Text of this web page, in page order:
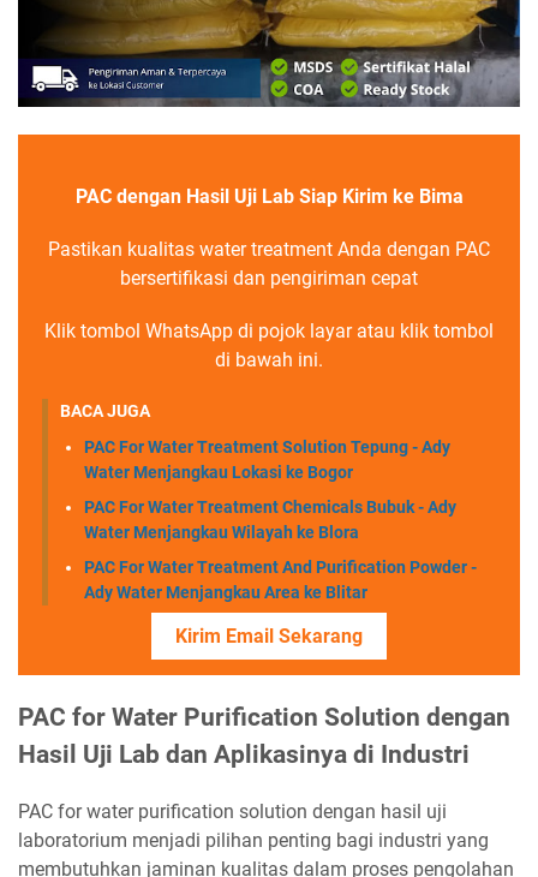
PAC dengan Hasil Uji Lab Siap Kirim ke Bima
Pastikan kualitas water treatment Anda dengan PAC
bersertifikasi dan pengiriman cepat
Klik tombol WhatsApp di pojok layar atau klik tombol
di bawah ini.
BACA JUGA
PAC For Water Treatment Solution Tepung - Ady
Water Menjangkau Lokasi ke Bogor
PAC For Water Treatment Chemicals Bubuk - Ady
Water Menjangkau Wilayah ke Blora
PAC For Water Treatment And Purification Powder -
Ady Water Menjangkau Area ke Blitar
Kirim Email Sekarang
PAC for Water Purification Solution dengan
Hasil Uji Lab dan Aplikasinya di Industri
PAC for water purification solution dengan hasil uji
laboratorium menjadi pilihan penting bagi industri yang
membutuhkan jaminan kualitas dalam proses pengolahan